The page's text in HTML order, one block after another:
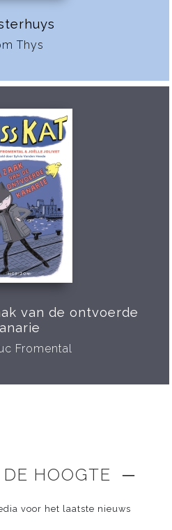
Thys
van de ontvoerde
Fromental
HOOGTE ─
voor het laatste nieuws